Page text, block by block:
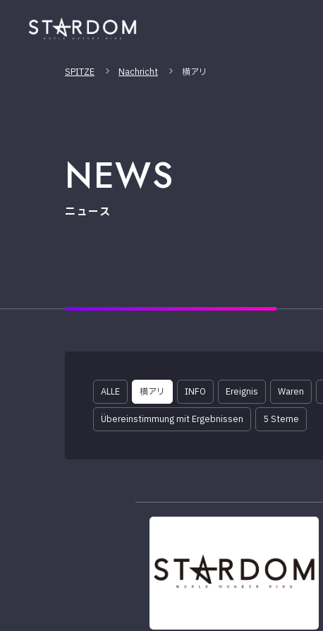
SPITZE Nachricht 横アリ
NEWS
ニュース
ALLE 横アリ INFO Ereignis Waren
Übereinstimmung mit Ergebnissen 5 Sterne